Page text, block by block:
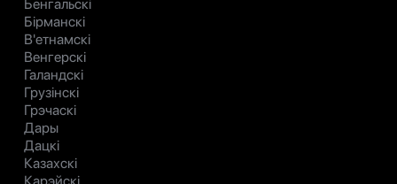
Бенгальскі
Бірманскі
В'етнамскі
Венгерскі
Галандскі
Грузінскі
Грэчаскі
Дары
Дацкі
Казахскі